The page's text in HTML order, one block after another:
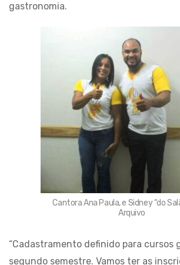
gastronomia.
Cantora Ana Paula, e Sidney “do
Arquivo
“Cadastramento definido para cursos
segundo semestre. Vamos ter as